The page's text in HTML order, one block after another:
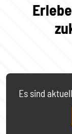
Es sind